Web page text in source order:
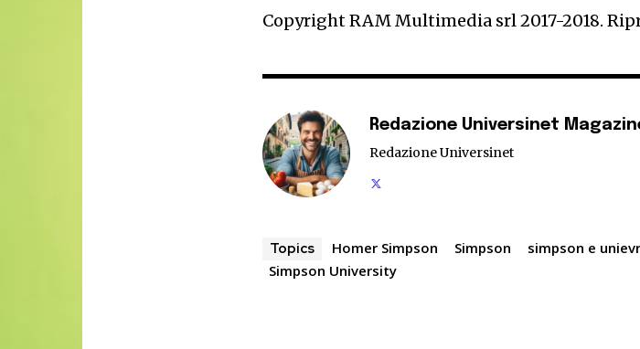
Copyright RAM Multimedia srl 2017-2018.
Redazione Universinet
Redazione Universinet
Topics Homer Simpson Simpson
simpson e
Simpson University